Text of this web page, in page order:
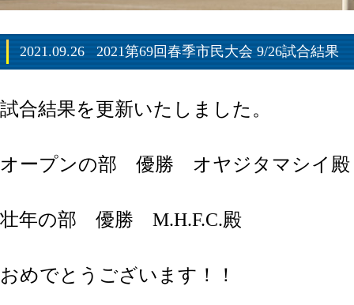
2021.09.26 2021第69回春季市民大会 9/26試合結果
試合結果を更新いたしました。
オープンの部 優勝 オヤジタマシイ殿
壮年の部 優勝 M.H.F.C.殿
おめでとうございます！！